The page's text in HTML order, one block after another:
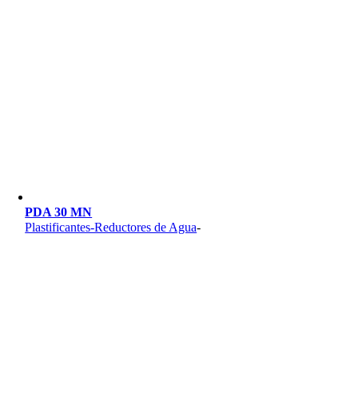
PDA 30 MN
Plastificantes-Reductores de Agua-